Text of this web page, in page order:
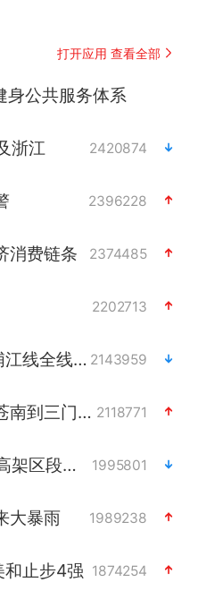
打开应用 查看全部
身公共服务体系
浙江 2420874
2396228
消费链条 2374485
2202713
上海：5号线16号线浦江线全线停运 2143959
白海豚预计将在浙江苍南到三门一带登陆 2118771
今日15时起福州地铁高架区段停运 1995801
大暴雨 1989238
止步4强 1874254